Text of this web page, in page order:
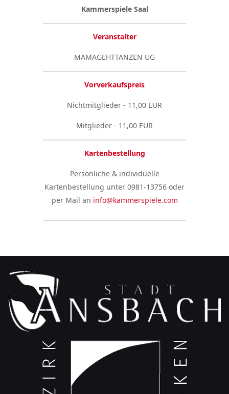
Kammerspiele Saal
Veranstalter
MAMAGEHTTANZEN UG
Vorverkaufspreis
Nichtmitglieder - 11,00 EUR
Mitglieder - 11,00 EUR
Kartenbestellung
Persönliche & individuelle
Kartenbestellung unter 0981-13756 oder
per Mail an info@kammerspiele.com